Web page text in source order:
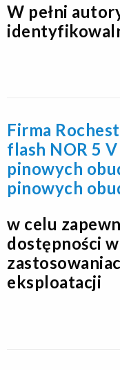
W pełni
Firma
flash NOR 5
pinowych
pinowych
w celu
dostępności
eksploatacji